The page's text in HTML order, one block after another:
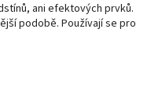
ani efektových prvků.
podobě. Používají se pro